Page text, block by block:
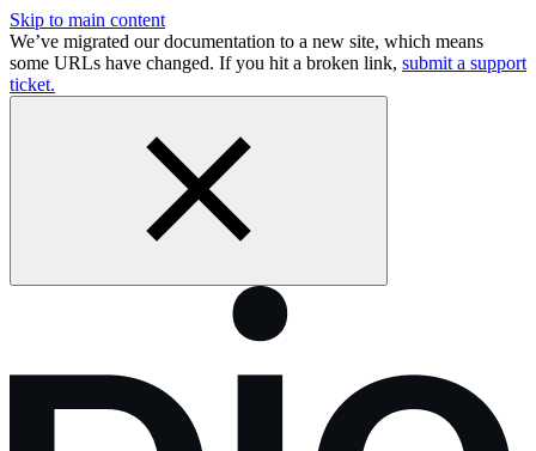
Skip to main content
We’ve migrated our documentation to a new site, which means
some URLs have changed. If you hit a broken link, submit a support
ticket.